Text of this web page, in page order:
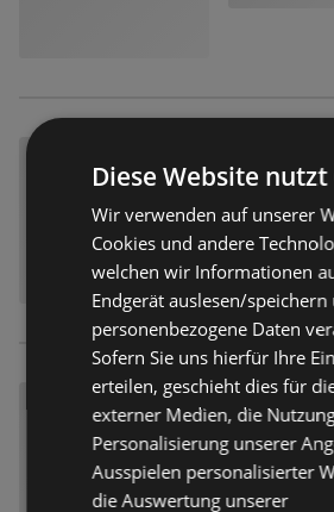
Diese Website nutzt
Wir verwenden auf unserer
Cookies und andere
welchen wir Informationen
Endgerät auslesen/speichern
personenbezogene Daten
Sofern Sie uns hierfür Ihre
erteilen, geschieht dies für
externer Medien, die
Personalisierung unserer
Ausspielen personalisierter
die Auswertung unserer